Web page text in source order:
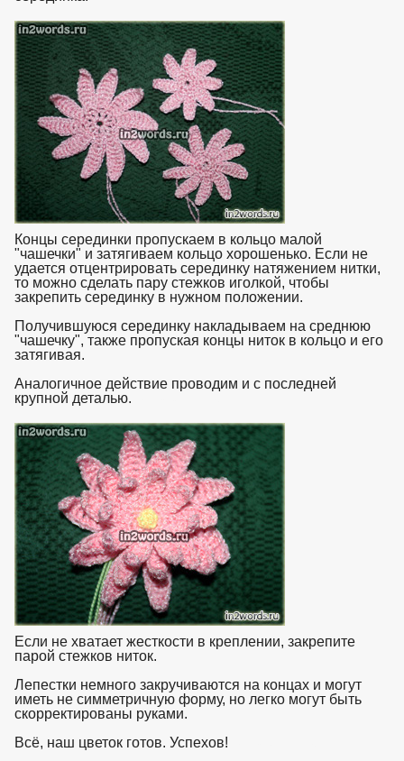
Концы серединки пропускаем в кольцо малой
"чашечки" и затягиваем кольцо хорошенько. Если не
удается отцентрировать серединку натяжением нитки,
то можно сделать пару стежков иголкой, чтобы
закрепить серединку в нужном положении.
Получившуюся серединку накладываем на среднюю
"чашечку", также пропуская концы ниток в кольцо и его
затягивая.
Аналогичное действие проводим и с последней
крупной деталью.
Если не хватает жесткости в креплении, закрепите
парой стежков ниток.
Лепестки немного закручиваются на концах и могут
иметь не симметричную форму, но легко могут быть
скорректированы руками.
Всё, наш цветок готов. Успехов!